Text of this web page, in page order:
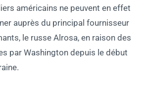
américains ne peuvent en effet
auprès du principal fournisseur
le russe Alrosa, en raison des
par Washington depuis le début